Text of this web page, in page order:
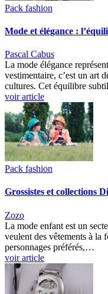
Pack fashion
Mode et élégance :
Pascal Cabus
La mode élégance
vestimentaire, c’est un art
cultures. Cet équilibre
voir article
Pack fashion
Grossistes et collections
Zozo
La mode enfant est un
veulent des vêtements à la
personnages préférés,…
voir article